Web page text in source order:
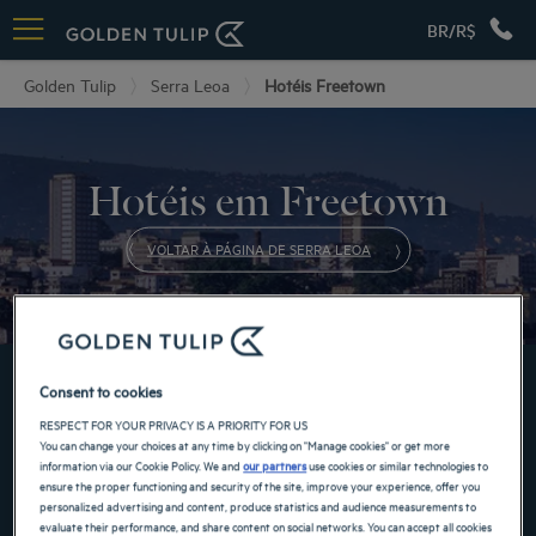
BR/R$
Golden Tulip Serra Leoa Hotéis Freetown
Hotéis em Freetown
VOLTAR À PÁGINA DE SERRA LEOA
GOLDEN TULIP
Consent to cookies
RESPECT FOR YOUR PRIVACY IS A PRIORITY FOR US
You can change your choices at any time by clicking on "Manage cookies" or get more
information via our Cookie Policy. We andour partnersuse cookies or similar technologies to
ensure the proper functioning and security of the site, improve your experience, offer you
personalized advertising and content, produce statistics and audience measurements to
evaluate their performance, and share content on social networks. You can accept all cookies